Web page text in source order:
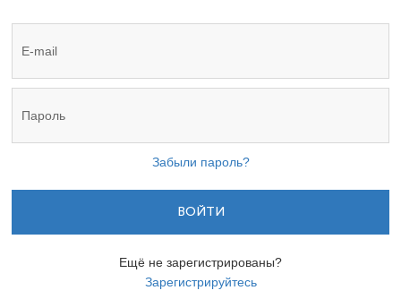
Забыли пароль?
ВОЙТИ
Ещё не зарегистрированы?
Зарегистрируйтесь